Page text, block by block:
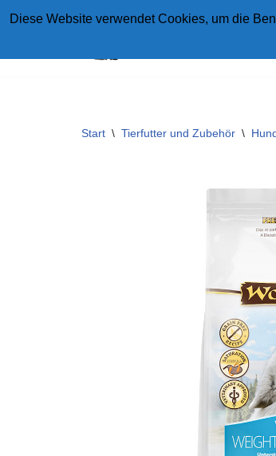
Start \ Tierfutter und Zubehör \
Diese Website verwendet Cookies, um die